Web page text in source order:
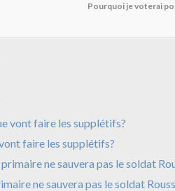
Pourquoi je voterai
faire les supplétifs?
ne sauvera pas le soldat